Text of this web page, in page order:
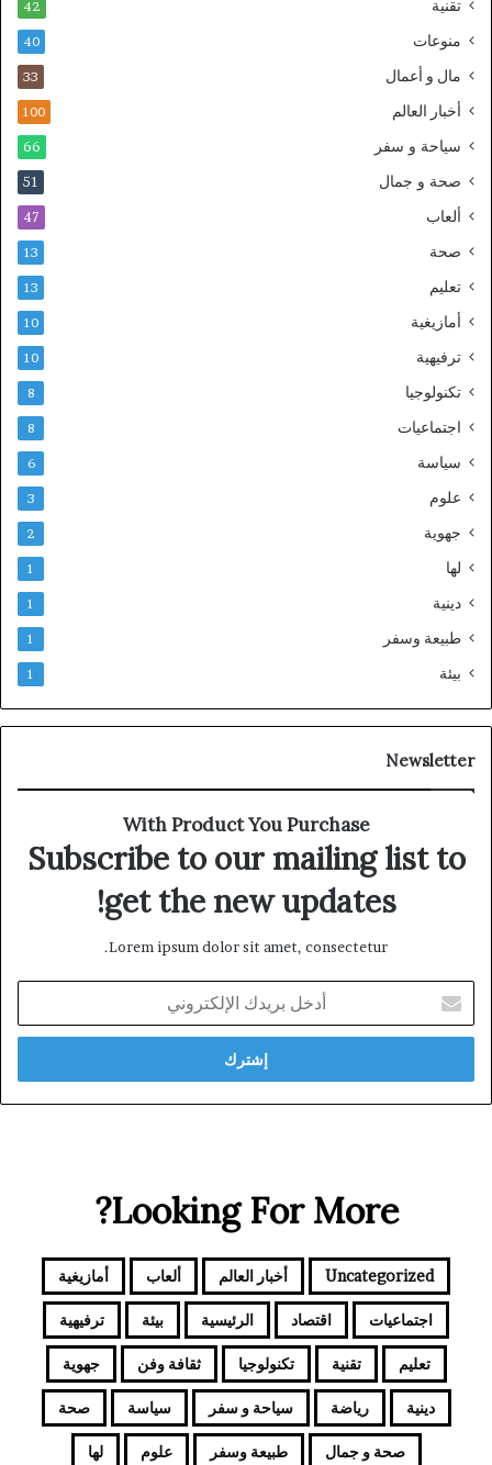
تقنية 42
منوعات 40
مال و أعمال 33
أخبار العالم 100
سياحة و سفر 66
صحة و جمال 51
ألعاب 47
صحة 13
تعليم 13
أمازيغية 10
ترفيهية 10
تكنولوجيا 8
اجتماعيات 8
سياسة 6
علوم 3
جهوية 2
لها 1
دينية 1
طبيعة وسفر 1
بيئة 1
Newsletter
With Product You Purchase
Subscribe to our mailing list to
get the new updates!
Lorem ipsum dolor sit amet, consectetur.
بريدك
الإلكتروني
Looking For More?
Uncategorized أخبار العالم ألعاب أمازيغية
اجتماعيات اقتصاد الرئيسية بيئة ترفيهية
تعليم تقنية تكنولوجيا ثقافة وفن جهوية
دينية رياضة سياحة و سفر سياسة صحة
صحة و جمال طبيعة وسفر علوم لها